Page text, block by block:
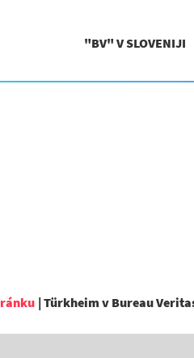
"BV" V SLOVENIJI
| Türkheim v Bureau